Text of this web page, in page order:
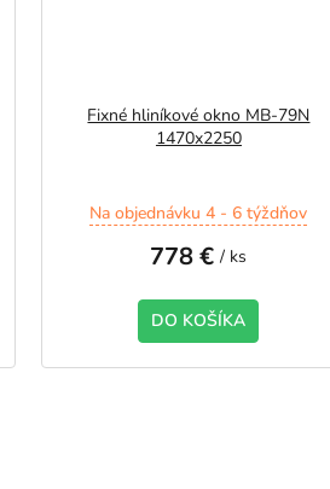
Fixné hliníkové okno MB-79N
1470x2250
Na objednávku 4 - 6 týždňov
778 € / ks
DO KOŠÍKA